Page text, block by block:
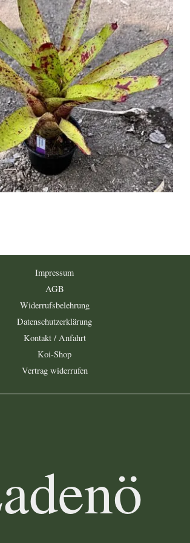
Impressum
AGB
Widerrufsbelehrung
Datenschutzerklärung
Kontakt / Anfahrt
Koi-Shop
Vertrag widerrufen